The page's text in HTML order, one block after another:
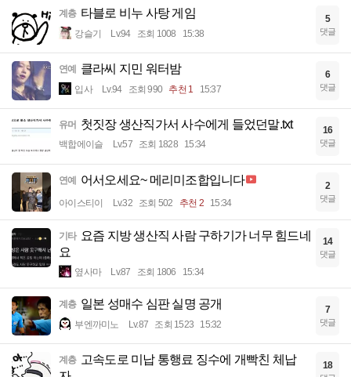
계층 타블로 비누 사탕 게임
강슬기 Lv.94 조회 1008 15:38
5
댓글
연예 클라씨 지민 워터밤
입사 Lv.94 조회 990 추천 1 15:37
6
댓글
유머 첫짓장 생산직가서 사수에게 들었던말.txt
백합에이슬 Lv.57 조회 1828 15:34
16
댓글
연예 어서오세요~ 메리미조합입니다
아이스티이 Lv.32 조회 502 추천 2 15:34
2
댓글
기타 요즘 지방 생산직 사람 구하기가 너무 힘드네
요
옆사마 Lv.87 조회 1806 15:34
14
댓글
계층 일본 성매수 심판 실명 공개
부엔까미노 Lv.87 조회 1523 15:32
7
댓글
계층 고속도로 미납 통행료 징수에 개빡친 체납
18